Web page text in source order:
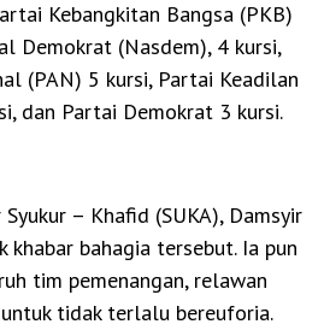
Kebangkitan Bangsa (PKB)
Demokrat (Nasdem), 4 kursi,
(PAN) 5 kursi, Partai Keadilan
dan Partai Demokrat 3 kursi.
– Khafid (SUKA), Damsyir
khabar bahagia tersebut. Ia pun
tim pemenangan, relawan
tidak terlalu bereuforia.